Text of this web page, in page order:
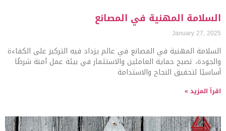
السلامة المهنية في المصانع
January 27, 2025
السلامة المهنية في المصانع في عالم يزداد فيه التركيز على الكفاءة
والجودة، تصبح حماية العاملين والاستثمار في بيئة عمل آمنة شرطًا
أساسيًا لتحقيق النجاح والاستدامة
اقرأ المزيد »